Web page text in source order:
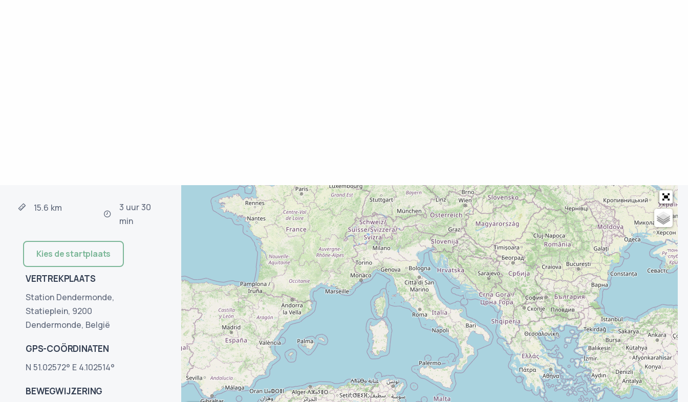
15.6 km
3 uur 30
min
Kies de startplaats
VERTREKPLAATS
Station Dendermonde,
Statieplein, 9200
Dendermonde, België
GPS-COÖRDINATEN
N 51.02572° E 4.102514°
BEWEGWIJZERING